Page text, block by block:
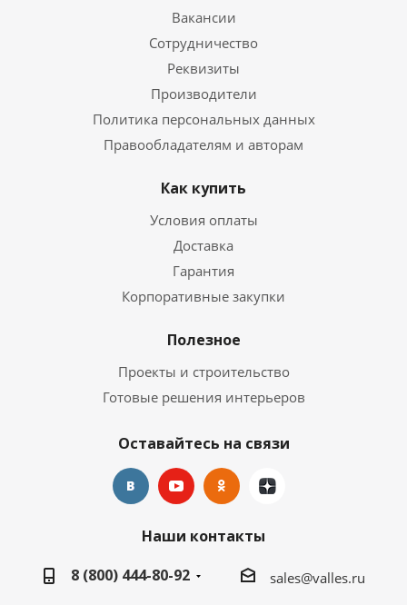
Вакансии
Сотрудничество
Реквизиты
Производители
Политика персональных данных
Правообладателям и авторам
Как купить
Условия оплаты
Доставка
Гарантия
Корпоративные закупки
Полезное
Проекты и строительство
Готовые решения интерьеров
Оставайтесь на связи
Наши контакты
8 (800) 444-80-92
sales@valles.ru